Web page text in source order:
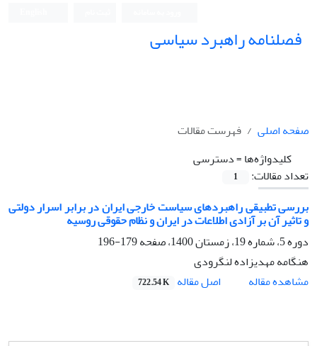
فصلنامه راهبرد سیاسی
صفحه اصلی
فهرست مقالات
کلیدواژه‌ها =دسترسی
تعداد مقالات:
1
بررسی تطبیقی راهبردهای سیاست خارجی ایران در برابر اسرار دولتی
و تاثیر آن بر آزادی اطلاعات در ایران و نظام حقوقی روسیه
دوره 5، شماره 19، زمستان 1400، صفحه
179-196
هنگامه مهدیزاده لنگرودی
مشاهده مقاله
اصل مقاله 722.54 K